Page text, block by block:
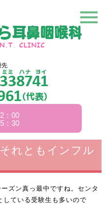
先
：00
：30
れともインフル
ズン真っ最中ですね。センタ
ている受験生も多いので